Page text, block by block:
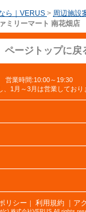
ら｜VERUS > 周辺施設
ミリーマート 南花畑店
ページトップに戻
営業時間:10:00～19:30
、1月～3月は営業しており
リシー ｜ 利用規約 ｜ア